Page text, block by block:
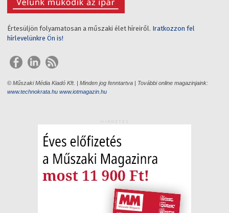
Értesüljön folyamatosan a műszaki élet híreiről. Iratkozzon fel
hírlevelünkre Ön is!
© Műszaki Média Kiadó Kft. | Minden jog fenntartva | További online magazinjaink:
www.technokrata.hu www.iotmagazin.hu
HIRDETÉS